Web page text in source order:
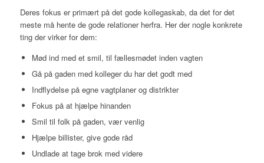
Deres fokus er primært på det gode kollegaskab, da det for det
meste må hente de gode relationer herfra. Her der nogle konkrete
ting der virker for dem:
Mød ind med et smil, til fællesmødet inden vagten
Gå på gaden med kolleger du har det godt med
Indflydelse på egne vagtplaner og distrikter
Fokus på at hjælpe hinanden
Smil til folk på gaden, vær venlig
Hjælpe billister, give gode råd
Undlade at tage brok med videre